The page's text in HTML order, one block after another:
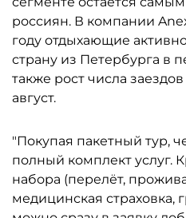
россиян. В компании
году отдыхающие
страну из Петербурга в
также рост числа
август.
"Покупая пакетный тур,
полный комплект услуг.
набора (перелёт,
медицинская страховка,